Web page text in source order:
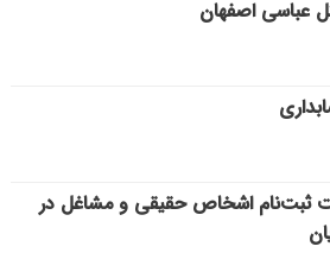
عباسی اصفهان
ثبت‌نام اشخاص حقیقی و مشاغل در